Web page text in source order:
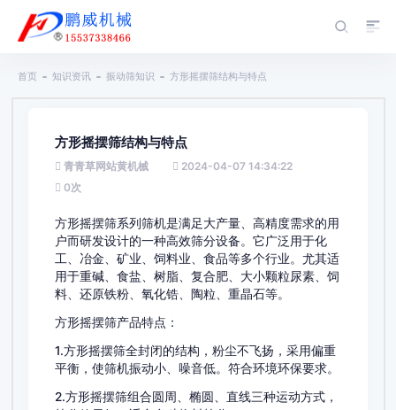
首页 知识资讯 振动筛知识 方形摇摆筛结构与特点
方形摇摆筛结构与特点
青青草网站黄机械
2024-04-07 14:34:22
0次
方形摇摆筛系列筛机是满足大产量、高精度需求的用
户而研发设计的一种高效筛分设备。它广泛用于化
工、冶金、矿业、饲料业、食品等多个行业。尤其适
用于重碱、食盐、树脂、复合肥、大小颗粒尿素、饲
料、还原铁粉、氧化锆、陶粒、重晶石等。
方形摇摆筛产品特点：
1.方形摇摆筛全封闭的结构，粉尘不飞扬，采用偏重
平衡，使筛机振动小、噪音低。符合环境环保要求。
2.方形摇摆筛组合圆周、椭圆、直线三种运动方式，